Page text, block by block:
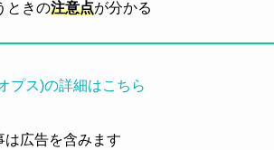
ときの注意点が分かる
プス)の詳細はこちら
広告を含みます